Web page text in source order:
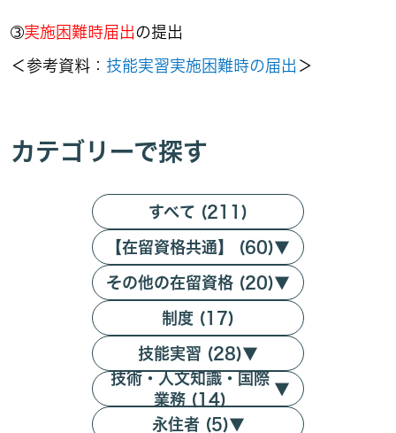
➂実施困難時届出の提出
＜参考資料： 技能実習実施困難時の届出 ＞
カテゴリーで探す
すべて (211)
【在留資格共通】 (60)▼
その他の在留資格 (20)▼
制度 (17)
技能実習 (28)▼
技術・人文知識・国際
業務 (14)
▼
永住者 (5)▼